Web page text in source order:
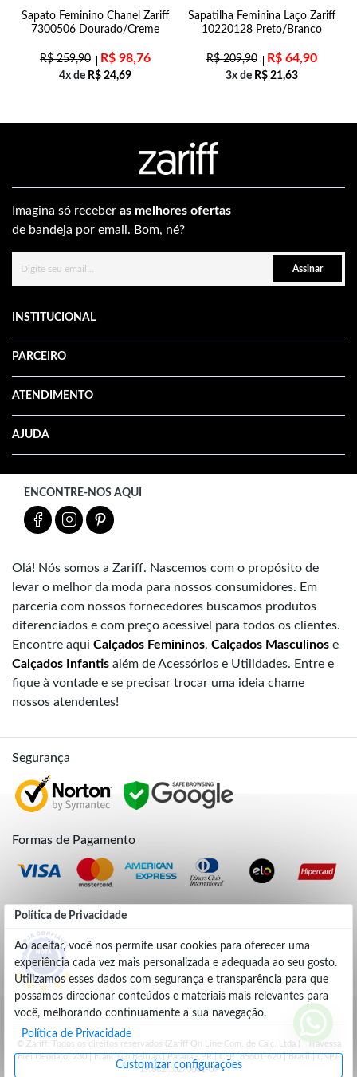
Política de Privacidade
Ao aceitar, você nos permite usar cookies para oferecer uma
experiência cada vez mais personalizada e adequada ao seu gosto.
Utilizamos esses dados com segurança e transparência para que
possamos direcionar conteúdos e materiais mais relevantes para
você, melhorando continuamente a sua navegação.
Política de Privacidade
Customizar configurações
Sapato Feminino Chanel Zariff
7300506 Dourado/Creme
R$259,90 R$ 98,76
4x de R$ 24,69
Sapatilha Feminina Laço Zariff
10220128 Preto/Branco
R$209,90 R$ 64,90
3x de R$ 21,63
Imagina só receber as melhores ofertas
de bandeja por email. Bom, né?
Assinar
INSTITUCIONAL
PARCEIRO
ATENDIMENTO
AJUDA
ENCONTRE-NOS AQUI
Olá! Nós somos a Zariff. Nascemos com o propósito de
levar o melhor da moda para nossos consumidores. Em
parceria com nossos fornecedores buscamos produtos
diferenciados e com preço acessível para todos os clientes.
Encontre aqui Calçados Femininos, Calçados Masculinos e
Calçados Infantis além de Acessórios e Utilidades. Entre e
fique à vontade e se precisar trocar uma ideia chame
nossos atendentes!
Segurança
Formas de Pagamento
Credibilidade
4.9
© Zariff. Todos os direitos reservados (Zariff On Line Com. de Calç. Ltda.) | Travessa
Frei Deodato, 230 | Francisco Beltrão | Parana - PR | CEP: 85601-620 | Brasil | CNPJ:
19.662.102/0001-09